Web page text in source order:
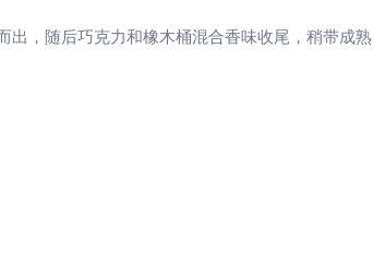
出，随后巧克力和橡木桶混合香味收尾，稍带成熟